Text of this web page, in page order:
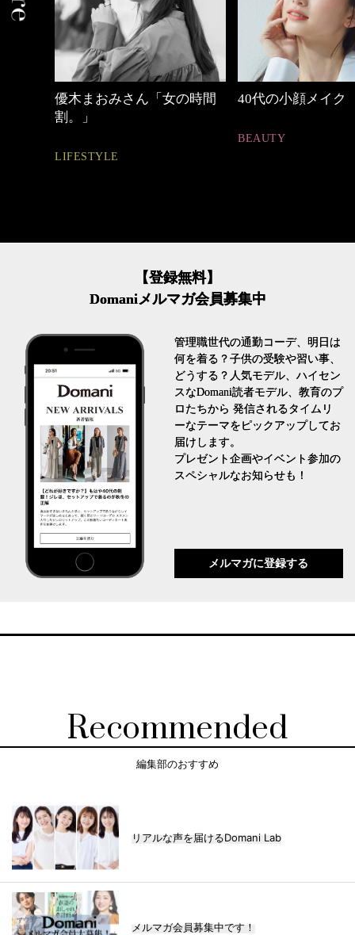
優木まおみさん「女の時間
割。」
LIFESTYLE
40代の小顔メイク
BEAUTY
【登録無料】
Domaniメルマガ会員募集中
管理職世代の通勤コーデ、明日は
何を着る？子供の受験や習い事、
どうする？人気モデル、ハイセン
スなDomani読者モデル、教育のプ
ロたちから 発信されるタイムリ
ーなテーマをピックアップしてお
届けします。
プレゼント企画やイベント参加の
スペシャルなお知らせも！
メルマガに登録する
Recommended
編集部のおすすめ
リアルな声を届けるDomani Lab
メルマガ会員募集中です！